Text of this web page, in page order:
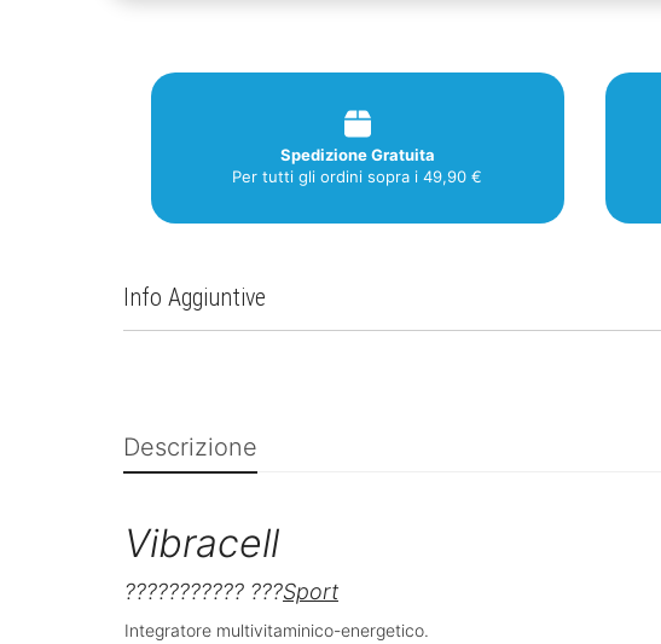
Spedizione Gratuita
Per tutti gli ordini sopra i 49,90 €
Info Aggiuntive
Descrizione
Vibracell
??????????? ???Sport
Integratore multivitaminico-energetico.